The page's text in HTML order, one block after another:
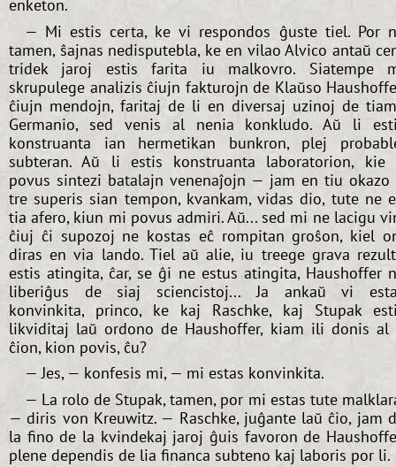
enketon.
— Mi estis certa, ke vi respondos ĝuste tiel. Por
tamen, ŝajnas nedisputebla, ke en vilao Alvico antaŭ
tridek jaroj estis farita iu malkovro. Siatempe
skrupulege analizis ĉiujn fakturojn de Klaŭso
ĉiujn mendojn, faritaj de li en diversaj uzinoj de
Germanio, sed venis al nenia konkludo. Aŭ li
konstruanta ian hermetikan bunkron, plej
subteran. Aŭ li estis konstruanta laboratorion, kie
povus sintezi batalajn venenaĵojn — jam en tiu
tre superis sian tempon, kvankam, vidas dio, tute ne
tia afero, kiun mi povus admiri. Aŭ... sed mi ne lacigu
ĉiuj ĉi supozoj ne kostas eĉ rompitan groŝon, kiel
diras en via lando. Tiel aŭ alie, iu treege grava
estis atingita, ĉar, se ĝi ne estus atingita, Haushoffer
liberiĝus de siaj sciencistoj... Ja ankaŭ vi
konvinkita, princo, ke kaj Raschke, kaj Stupak
likviditaj laŭ ordono de Haushoffer, kiam ili donis al
ĉion, kion povis, ĉu?
— Jes, — konfesis mi, — mi estas konvinkita.
— La rolo de Stupak, tamen, por mi estas tute
— diris von Kreuwitz. — Raschke, juĝante laŭ ĉio, jam
la fino de la kvindekaj jaroj ĝuis favoron de
plene dependis de lia financa subteno kaj laboris por li.